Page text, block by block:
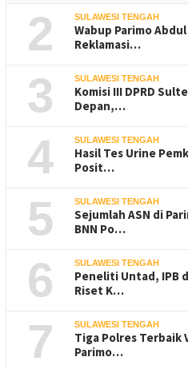
2 SULAWESI TENGAH
Wabup Parimo
Reklamasi…
3 SULAWESI TENGAH
Komisi III DPRD
Depan,…
4 SULAWESI TENGAH
Hasil Tes Urine
Posit…
5 SULAWESI TENGAH
Sejumlah ASN di
BNN Po…
6 SULAWESI TENGAH
Peneliti Untad, IPB
Riset K…
7 SULAWESI TENGAH
Tiga Polres Terbaik
Parimo…